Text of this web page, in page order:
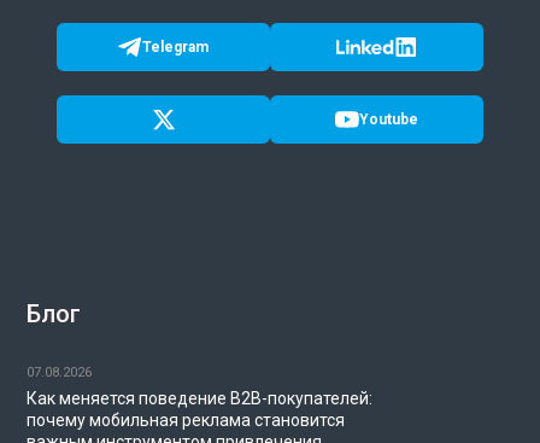
Блог
07.08.2026
Как меняется поведение B2B-покупателей:
почему мобильная реклама становится
Telegram
Youtube